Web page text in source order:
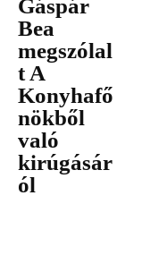
Gáspár
Bea
megszólal
t A
Konyhafő
nökből
való
kirúgásár
ól